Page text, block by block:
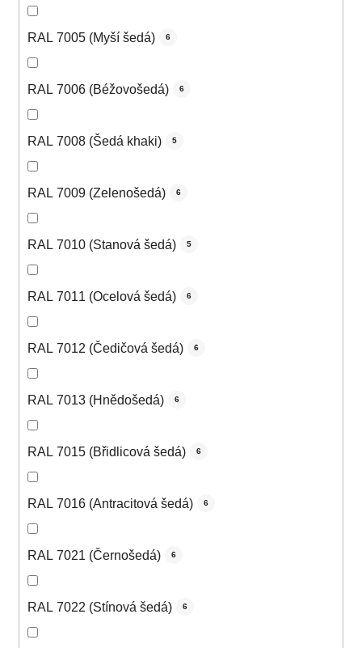
RAL 7005 (Myší šedá) 6
RAL 7006 (Béžovošedá) 6
RAL 7008 (Šedá khaki) 5
RAL 7009 (Zelenošedá) 6
RAL 7010 (Stanová šedá) 5
RAL 7011 (Ocelová šedá) 6
RAL 7012 (Čedičová šedá) 6
RAL 7013 (Hnědošedá) 6
RAL 7015 (Břidlicová šedá) 6
RAL 7016 (Antracitová šedá) 6
RAL 7021 (Černošedá) 6
RAL 7022 (Stínová šedá) 6